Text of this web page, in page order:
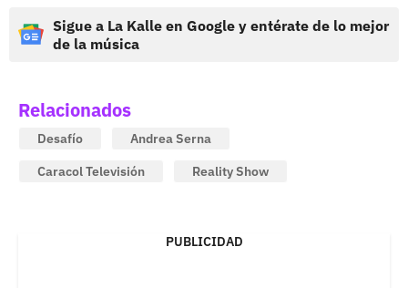
Sigue a La Kalle en Google y entérate de lo mejor
de la música
Relacionados
Desafío
Andrea Serna
Caracol Televisión
Reality Show
PUBLICIDAD